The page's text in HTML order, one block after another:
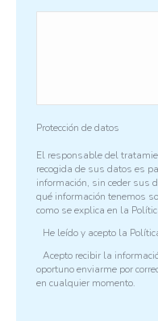
Protección de datos
El responsable del
recogida de sus datos es
información, sin ceder sus
qué información tenemos
como se explica en la
He leído y acepto la
Acepto recibir la
oportuno enviarme por
en cualquier momento.